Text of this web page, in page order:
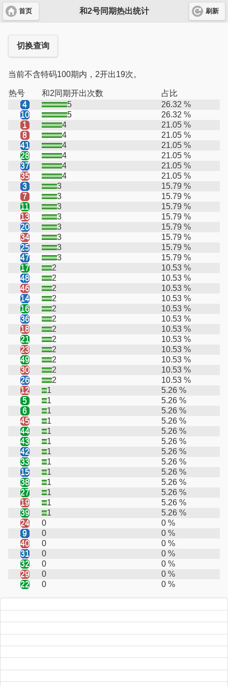
首页 和2号同期热出统计 刷新
切换查询
当前不含特码100期内，2开出19次。
热号 和2同期开出次数
占比
4
5
26.32 %
10
5
26.32 %
1
4
21.05 %
8
4
21.05 %
41
4
21.05 %
28
4
21.05 %
37
4
21.05 %
35
4
21.05 %
3
3
15.79 %
7
3
15.79 %
11
3
15.79 %
13
3
15.79 %
20
3
15.79 %
34
3
15.79 %
25
3
15.79 %
47
3
15.79 %
17
2
10.53 %
48
2
10.53 %
46
2
10.53 %
14
2
10.53 %
16
2
10.53 %
36
2
10.53 %
18
2
10.53 %
21
2
10.53 %
23
2
10.53 %
49
2
10.53 %
30
2
10.53 %
26
2
10.53 %
12
1
5.26 %
5
1
5.26 %
6
1
5.26 %
45
1
5.26 %
44
1
5.26 %
43
1
5.26 %
42
1
5.26 %
33
1
5.26 %
15
1
5.26 %
38
1
5.26 %
27
1
5.26 %
19
1
5.26 %
39
1
5.26 %
24
0
0 %
9
0
0 %
40
0
0 %
31
0
0 %
32
0
0 %
29
0
0 %
22
0 0 %